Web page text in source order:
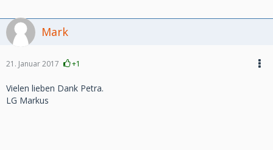
Mark
21. Januar 2017 +1
Vielen lieben Dank Petra.
LG Markus